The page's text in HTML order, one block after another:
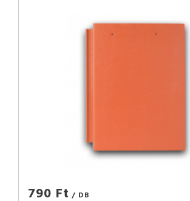
790 Ft / DB